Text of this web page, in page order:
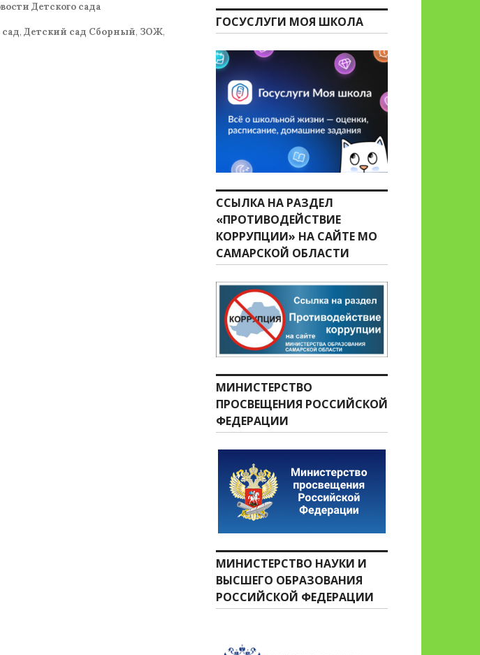
Детского сада
, Детский сад Сборный, ЗОЖ,
ГОСУСЛУГИ МОЯ ШКОЛА
ССЫЛКА НА РАЗДЕЛ
«ПРОТИВОДЕЙСТВИЕ
КОРРУПЦИИ» НА САЙТЕ МО
САМАРСКОЙ ОБЛАСТИ
МИНИСТЕРСТВО
ПРОСВЕЩЕНИЯ РОССИЙСКОЙ
ФЕДЕРАЦИИ
МИНИСТЕРСТВО НАУКИ И
ВЫСШЕГО ОБРАЗОВАНИЯ
РОССИЙСКОЙ ФЕДЕРАЦИИ